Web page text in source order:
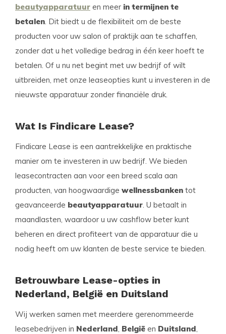
beautyapparatuur en meer in termijnen te
betalen. Dit biedt u de flexibiliteit om de beste
producten voor uw salon of praktijk aan te schaffen,
zonder dat u het volledige bedrag in één keer hoeft te
betalen. Of u nu net begint met uw bedrijf of wilt
uitbreiden, met onze leaseopties kunt u investeren in de
nieuwste apparatuur zonder financiële druk.
Wat Is Findicare Lease?
Findicare Lease is een aantrekkelijke en praktische
manier om te investeren in uw bedrijf. We bieden
leasecontracten aan voor een breed scala aan
producten, van hoogwaardige wellnessbanken tot
geavanceerde beautyapparatuur. U betaalt in
maandlasten, waardoor u uw cashflow beter kunt
beheren en direct profiteert van de apparatuur die u
nodig heeft om uw klanten de beste service te bieden.
Betrouwbare Lease-opties in
Nederland, België en Duitsland
Wij werken samen met meerdere gerenommeerde
leasebedrijven in Nederland, België en Duitsland,